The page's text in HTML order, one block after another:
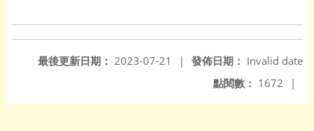
發佈日期： Invalid date
最後更新日期： 2023-07-21
|
點閱數： 1672 |